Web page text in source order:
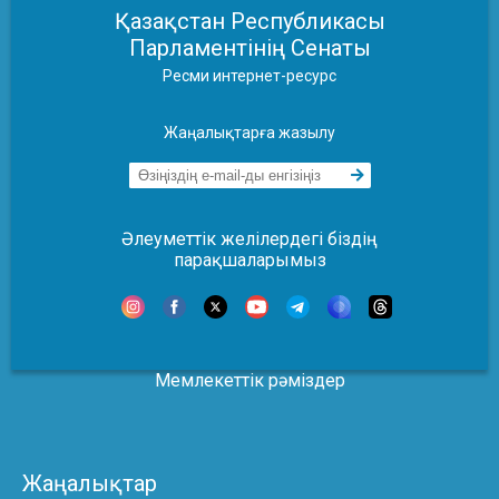
Қазақстан Республикасы
Парламентінің Сенаты
Ресми интернет-ресурс
Жаңалықтарға жазылу
Әлеуметтік желілердегі біздің
парақшаларымыз
Мемлекеттік рәміздер
Жаңалықтар